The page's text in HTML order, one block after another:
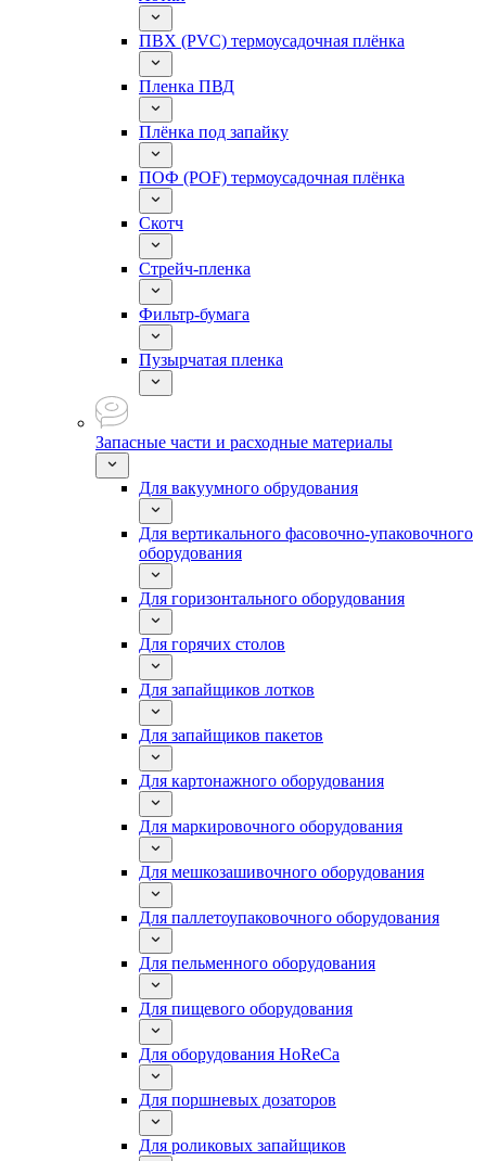
ПВХ (PVC) термоусадочная плёнка
Пленка ПВД
Плёнка под запайку
ПОФ (POF) термоусадочная плёнка
Скотч
Стрейч-пленка
Фильтр-бумага
Пузырчатая пленка
Запасные части и расходные материалы
Для вакуумного обрудования
Для вертикального фасовочно-упаковочного
оборудования
Для горизонтального оборудования
Для горячих столов
Для запайщиков лотков
Для запайщиков пакетов
Для картонажного оборудования
Для маркировочного оборудования
Для мешкозашивочного оборудования
Для паллетоупаковочного оборудования
Для пельменного оборудования
Для пищевого оборудования
Для оборудования HoReCa
Для поршневых дозаторов
Для роликовых запайщиков